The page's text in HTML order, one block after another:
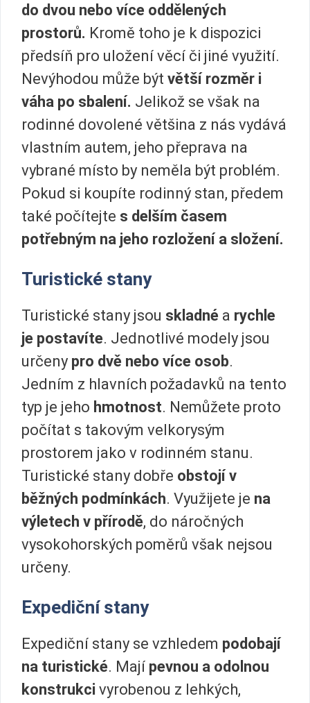
do dvou nebo více oddělených
prostorů. Kromě toho je k dispozici
předsíň pro uložení věcí či jiné využití.
Nevýhodou může být větší rozměr i
váha po sbalení. Jelikož se však na
rodinné dovolené většina z nás vydává
vlastním autem, jeho přeprava na
vybrané místo by neměla být problém.
Pokud si koupíte rodinný stan, předem
také počítejte s delším časem
potřebným na jeho rozložení a složení.
Turistické stany
Turistické stany jsou skladné a rychle
je postavíte. Jednotlivé modely jsou
určeny pro dvě nebo více osob.
Jedním z hlavních požadavků na tento
typ je jeho hmotnost. Nemůžete proto
počítat s takovým velkorysým
prostorem jako v rodinném stanu.
Turistické stany dobře obstojí v
běžných podmínkách. Využijete je na
výletech v přírodě, do náročných
vysokohorských poměrů však nejsou
určeny.
Expediční stany
Expediční stany se vzhledem podobají
na turistické. Mají pevnou a odolnou
konstrukci vyrobenou z lehkých,